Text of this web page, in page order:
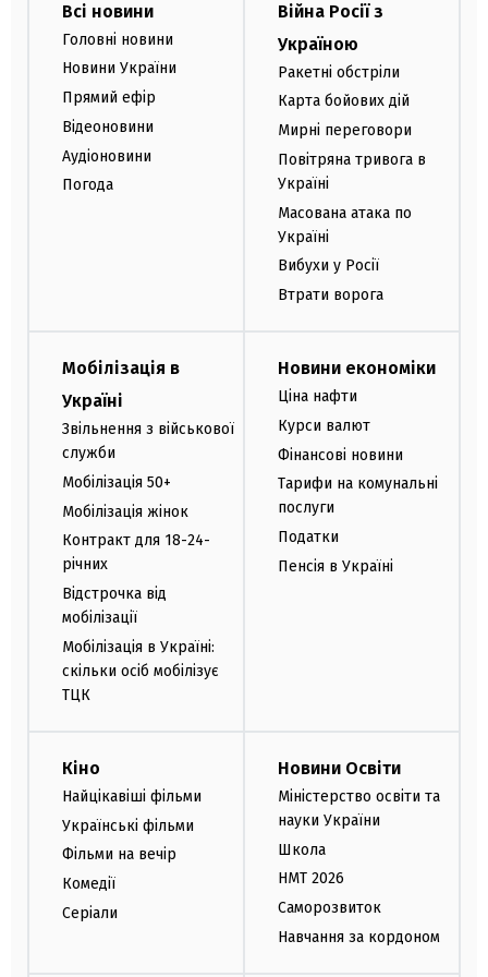
Всі новини
Головні новини
Новини України
Прямий ефір
Відеоновини
Аудіоновини
Погода
Війна Росії з
Україною
Ракетні обстріли
Карта бойових дій
Мирні переговори
Повітряна тривога в
Україні
Масована атака по
Україні
Вибухи у Росії
Втрати ворога
Мобілізація в
Україні
Звільнення з військової
служби
Мобілізація 50+
Мобілізація жінок
Контракт для 18-24-
річних
Відстрочка від
мобілізації
Мобілізація в Україні:
скільки осіб мобілізує
ТЦК
Новини економіки
Ціна нафти
Курси валют
Фінансові новини
Тарифи на комунальні
послуги
Податки
Пенсія в Україні
Кіно
Найцікавіші фільми
Українські фільми
Фільми на вечір
Комедії
Серіали
Новини Освіти
Міністерство освіти та
науки України
Школа
НМТ 2026
Саморозвиток
Навчання за кордоном